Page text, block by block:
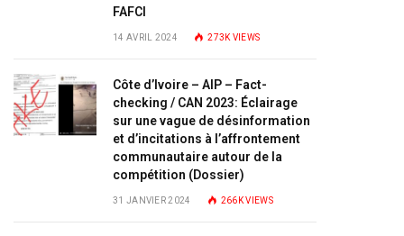
FAFCI
14 AVRIL 2024 273K VIEWS
Côte d’Ivoire – AIP – Fact-
checking / CAN 2023: Éclairage
sur une vague de désinformation
et d’incitations à l’affrontement
communautaire autour de la
compétition (Dossier)
31 JANVIER 2024 266KVIEWS